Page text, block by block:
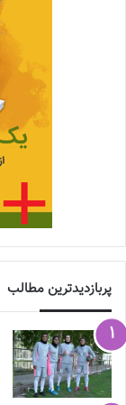
پربازدیدترین مطالب